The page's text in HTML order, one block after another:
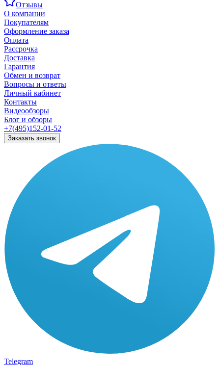
Отзывы
О компании
Покупателям
Оформление заказа
Оплата
Рассрочка
Доставка
Гарантия
Обмен и возврат
Вопросы и ответы
Личный кабинет
Контакты
Видеообзоры
Блог и обзоры
+7(495)152-01-52
Заказать звонок
Telegram